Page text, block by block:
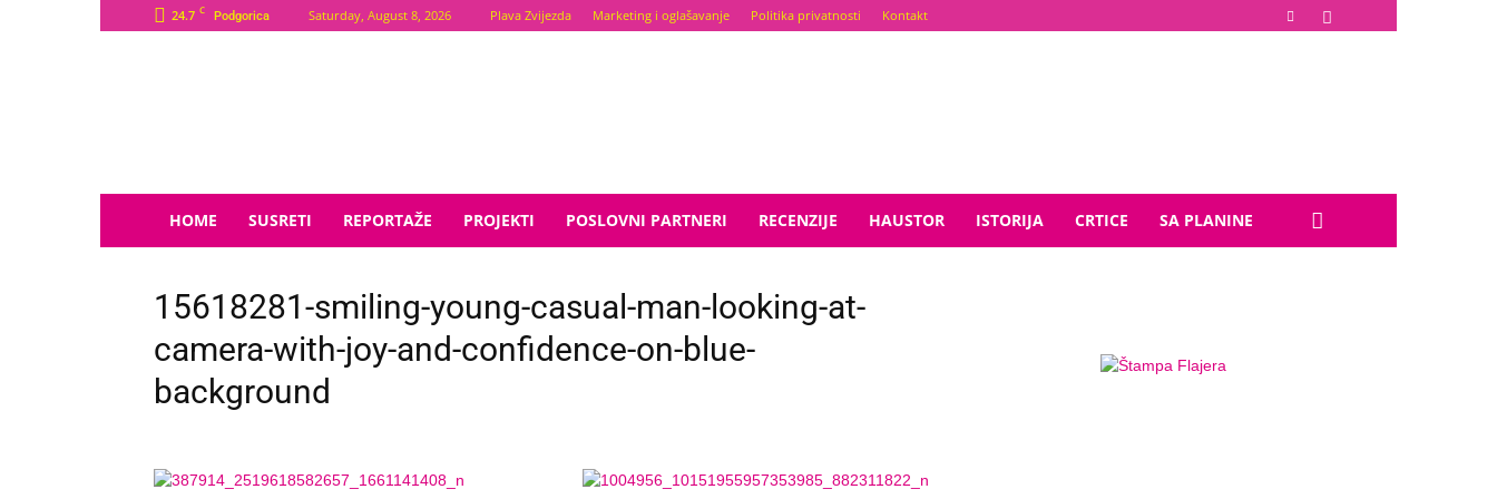
24.7 C Podgorica Saturday, August 8, 2026 Plava Zvijezda Marketing i oglašavanje Politika privatnosti Kontakt
HOME SUSRETI REPORTAŽE PROJEKTI POSLOVNI PARTNERI RECENZIJE HAUSTOR ISTORIJA CRTICE SA PLANINE
15618281-smiling-young-casual-man-looking-at-
camera-with-joy-and-confidence-on-blue-
background